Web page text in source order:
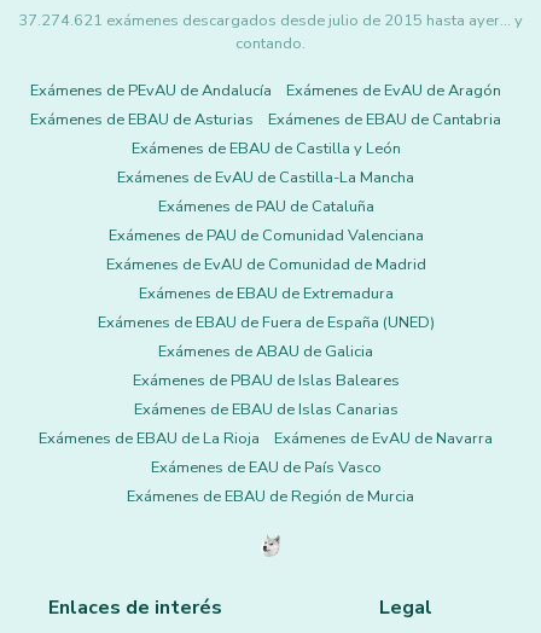
37.274.621 exámenes descargados desde julio de 2015 hasta ayer... y
contando.
Exámenes de PEvAU de Andalucía
Exámenes de EvAU de Aragón
Exámenes de EBAU de Asturias
Exámenes de EBAU de Cantabria
Exámenes de EBAU de Castilla y León
Exámenes de EvAU de Castilla-La Mancha
Exámenes de PAU de Cataluña
Exámenes de PAU de Comunidad Valenciana
Exámenes de EvAU de Comunidad de Madrid
Exámenes de EBAU de Extremadura
Exámenes de EBAU de Fuera de España (UNED)
Exámenes de ABAU de Galicia
Exámenes de PBAU de Islas Baleares
Exámenes de EBAU de Islas Canarias
Exámenes de EBAU de La Rioja
Exámenes de EvAU de Navarra
Exámenes de EAU de País Vasco
Exámenes de EBAU de Región de Murcia
Enlaces de interés Legal